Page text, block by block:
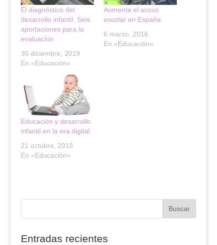
r
(
S
e
a
b
r
e
n
u
t
a
n
a
n
u
v
a
)
o
k
(
S
e
a
e
e
n
n
a
v
e
n
t
a
n
a
n
u
e
v
a
El diagnóstico del
desarrollo infantil. Seis
aportaciones para la
evaluación
30 diciembre, 2019
En «Educación»
Aumenta el acoso
escolar en España
6 marzo, 2016
En «Educación»
Educación y desarrollo
infantil en la era digital
21 octubre, 2016
En «Educación»
Entradas recientes